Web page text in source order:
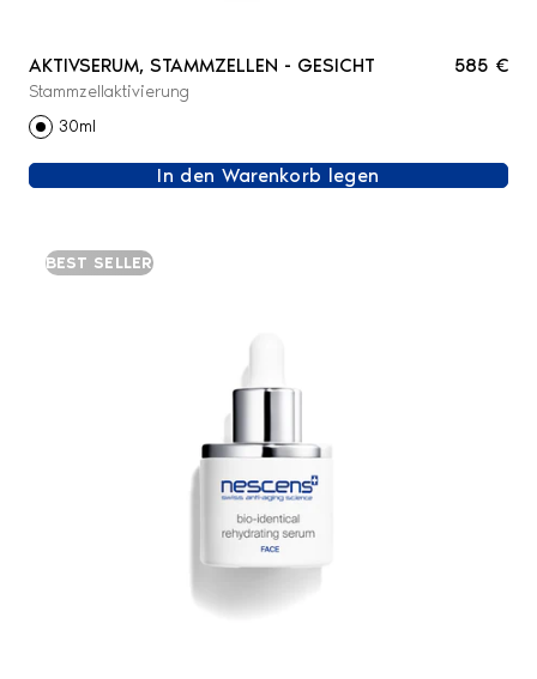
AKTIVSERUM, STAMMZELLEN - GESICHT
Stammzellaktivierung
585 €
30ml
In den Warenkorb legen
BEST SELLER